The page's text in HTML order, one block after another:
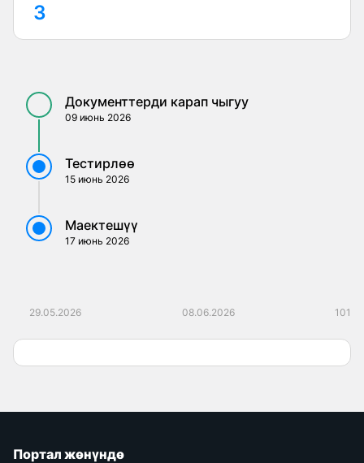
3
Документтерди карап чыгуу
09 июнь 2026
Тестирлөө
15 июнь 2026
Маектешүү
17 июнь 2026
29.05.2026 08.06.2026 101
Портал жөнүндө